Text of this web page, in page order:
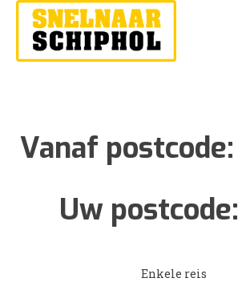
Vanaf postcode:
Uw postcode:
Enkele reis